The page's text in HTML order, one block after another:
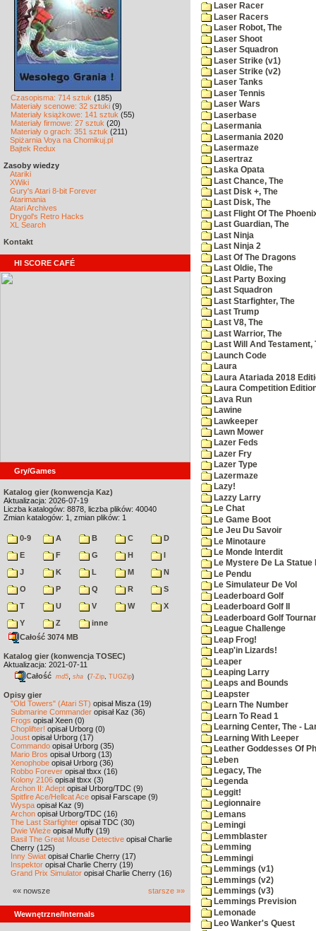
Czasopisma: 714 sztuk (185)
Materiały scenowe: 32 sztuki (9)
Materiały książkowe: 141 sztuk (55)
Materiały firmowe: 27 sztuk (20)
Materiały o grach: 351 sztuk (211)
Spiżarnia Voya na Chomikuj.pl
Bajtek Redux
Zasoby wiedzy
Atariki
XWiki
Gury's Atari 8-bit Forever
Atarimania
Atari Archives
Drygol's Retro Hacks
XL Search
Kontakt
HI SCORE CAFÉ
Gry/Games
Katalog gier (konwencja Kaz)
Aktualizacja: 2026-07-19
Liczba katalogów: 8878, liczba plików: 40040
Zmian katalogów: 1, zmian plików: 1
0-9 A B C
D
E
F G H
I
J
K L M
N
O
P Q R
S
T
U V W
X
Y
Z
inne
Całość 3074 MB
Katalog gier (konwencja TOSEC)
Aktualizacja: 2021-07-11
Całość md5 sha (7-Zip TUGZip)
Opisy gier
"Old Towers" (Atari ST) opisał Misza (19)
Submarine Commander opisał Kaz (36)
Frogs opisał Xeen (0)
Choplifter! opisał Urborg (0)
Joust opisał Urborg (17)
Commando opisał Urborg (35)
Mario Bros opisał Urborg (13)
Xenophobe opisał Urborg (36)
Robbo Forever opisał tbxx (16)
Kolony 2106 opisał tbxx (3)
Archon II: Adept opisał Urborg/TDC (9)
Spitfire Ace/Hellcat Ace opisał Farscape (9)
Wyspa opisał Kaz (9)
Archon opisał Urborg/TDC (16)
The Last Starfighter opisał TDC (30)
Dwie Wieże opisał Muffy (19)
Basil The Great Mouse Detective opisał Charlie
Cherry (125)
Inny Świat opisał Charlie Cherry (17)
Inspektor opisał Charlie Cherry (19)
Grand Prix Simulator opisał Charlie Cherry (16)
«« nowsze starsze »»
Wewnętrzne/Internals
Laser Racer
Laser Racers
Laser Robot, The
Laser Shoot
Laser Squadron
Laser Strike (v1)
Laser Strike (v2)
Laser Tanks
Laser Tennis
Laser Wars
Laserbase
Lasermania
Lasermania 2020
Lasermaze
Lasertraz
Laska Opata
Last Chance, The
Last Disk +, The
Last Disk, The
Last Flight Of The
Last Guardian, The
Last Ninja
Last Ninja 2
Last Of The Dragons
Last Oldie, The
Last Party Boxing
Last Squadron
Last Starfighter, The
Last Trump
Last V8, The
Last Warrior, The
Last Will And Testament,
Launch Code
Laura
Laura Atariada 2018
Laura Competition
Lava Run
Lawine
Lawkeeper
Lawn Mower
Lazer Feds
Lazer Fry
Lazer Type
Lazermaze
Lazy!
Lazzy Larry
Le Chat
Le Game Boot
Le Jeu Du Savoir
Le Minotaure
Le Monde Interdit
Le Mystere De La Statue
Le Pendu
Le Simulateur De Vol
Leaderboard Golf
Leaderboard Golf II
Leaderboard Golf
League Challenge
Leap Frog!
Leap'in Lizards!
Leaper
Leaping Larry
Leaps and Bounds
Leapster
Learn The Number
Learn To Read 1
Learning Center, The -
Learning With Leeper
Leather Goddesses Of
Leben
Legacy, The
Legenda
Leggit!
Legionnaire
Lemans
Lemingi
Lemmblaster
Lemming
Lemmingi
Lemmings (v1)
Lemmings (v2)
Lemmings (v3)
Lemmings Prevision
Lemonade
Leo Wanker's Quest